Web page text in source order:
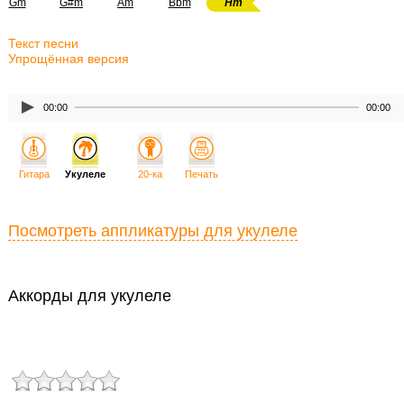
Gm
G#m Am Bbm Hm
Текст песни
Упрощённая версия
00:00 00:00
Аккорды для укулеле
Гитара Укулеле 20-ка Печать
Посмотреть аппликатуры для укулеле